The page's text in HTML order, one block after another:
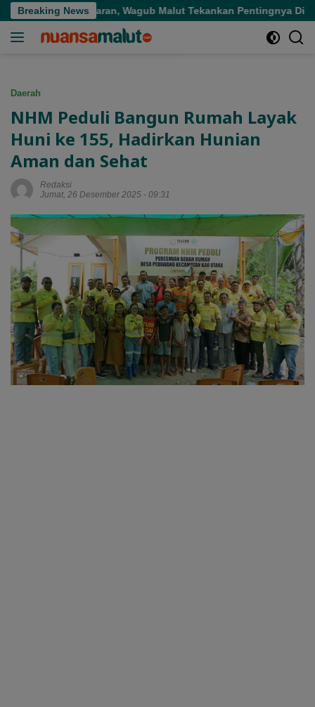
Langsung
ke
Breaking News
Tepat Sasaran, Wagub Malut Tekankan Pentingnya Digitalisasi
Daerah
NHM Peduli Bangun Rumah Layak
Huni ke 155, Hadirkan Hunian
Aman dan Sehat
Redaksi
Jumat, 26 Desember 2025 - 09:31